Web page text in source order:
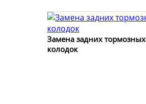
Замена задних тормозных
колодок